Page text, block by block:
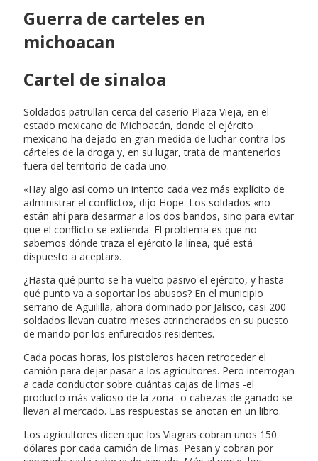
Guerra de carteles en
michoacan
Cartel de sinaloa
Soldados patrullan cerca del caserío Plaza Vieja, en el
estado mexicano de Michoacán, donde el ejército
mexicano ha dejado en gran medida de luchar contra los
cárteles de la droga y, en su lugar, trata de mantenerlos
fuera del territorio de cada uno.
«Hay algo así como un intento cada vez más explícito de
administrar el conflicto», dijo Hope. Los soldados «no
están ahí para desarmar a los dos bandos, sino para evitar
que el conflicto se extienda. El problema es que no
sabemos dónde traza el ejército la línea, qué está
dispuesto a aceptar».
¿Hasta qué punto se ha vuelto pasivo el ejército, y hasta
qué punto va a soportar los abusos? En el municipio
serrano de Aguililla, ahora dominado por Jalisco, casi 200
soldados llevan cuatro meses atrincherados en su puesto
de mando por los enfurecidos residentes.
Cada pocas horas, los pistoleros hacen retroceder el
camión para dejar pasar a los agricultores. Pero interrogan
a cada conductor sobre cuántas cajas de limas -el
producto más valioso de la zona- o cabezas de ganado se
llevan al mercado. Las respuestas se anotan en un libro.
Los agricultores dicen que los Viagras cobran unos 150
dólares por cada camión de limas. Pesan y cobran por